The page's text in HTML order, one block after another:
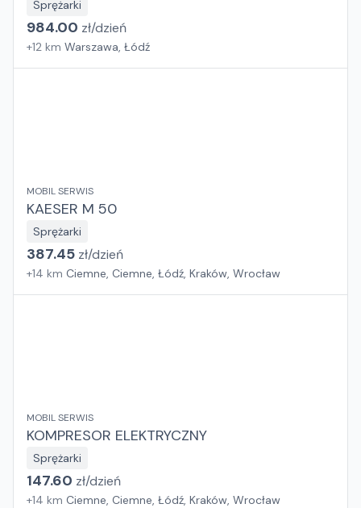
Sprężarki
984.00 zł/dzień
+12 km Warszawa, Łódź
MOBIL SERWIS
KAESER M 50
Sprężarki
387.45 zł/dzień
+14 km Ciemne, Ciemne, Łódź, Kraków, Wrocław
MOBIL SERWIS
KOMPRESOR ELEKTRYCZNY
Sprężarki
147.60 zł/dzień
+14 km Ciemne, Ciemne, Łódź, Kraków, Wrocław